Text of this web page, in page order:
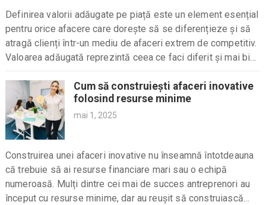
Definirea valorii adăugate pe piață este un element esențial
pentru orice afacere care dorește să se diferențieze și să
atragă clienți într-un mediu de afaceri extrem de competitiv.
Valoarea adăugată reprezintă ceea ce faci diferit și mai bine
Cum să construiești afaceri inovative
folosind resurse minime
mai 1, 2025
Construirea unei afaceri inovative nu înseamnă întotdeauna
că trebuie să ai resurse financiare mari sau o echipă
numeroasă. Mulți dintre cei mai de succes antreprenori au
început cu resurse minime, dar au reușit să construiască